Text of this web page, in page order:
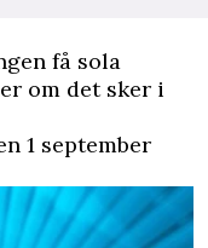
få sola
om det sker i
1 september